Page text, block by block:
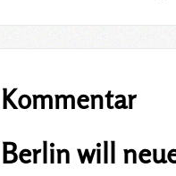
Kommentar
Berlin will